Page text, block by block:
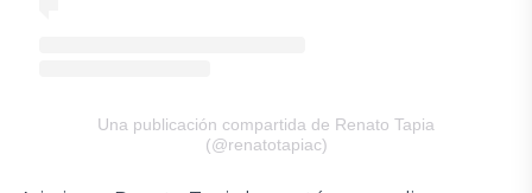
Una publicación compartida de Renato Tapia
(@renatotapiac)